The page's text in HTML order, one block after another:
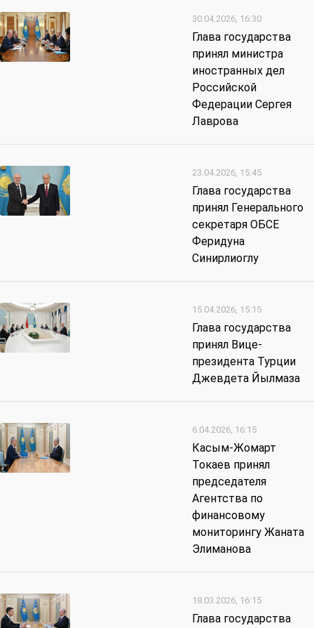
30.04.2026, 16:30
Глава государства
принял министра
иностранных дел
Российской
Федерации Сергея
Лаврова
23.04.2026, 15:45
Глава государства
принял Генерального
секретаря ОБСЕ
Феридуна
Синирлиоглу
15.04.2026, 15:15
Глава государства
принял Вице-
президента Турции
Джевдета Йылмаза
6.04.2026, 16:15
Касым-Жомарт
Токаев принял
председателя
Агентства по
финансовому
мониторингу Жаната
Элиманова
18.03.2026, 16:15
Глава государства